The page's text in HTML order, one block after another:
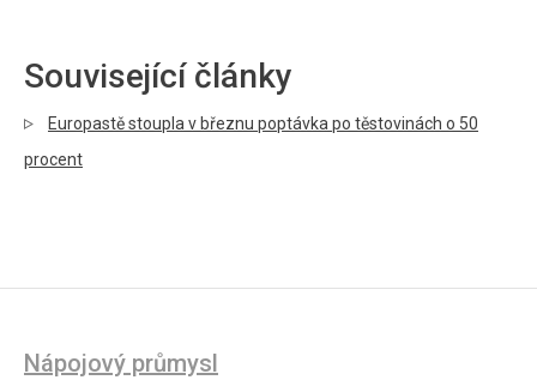
Související články
Europastě stoupla v březnu poptávka po těstovinách o 50
procent
Nápojový průmysl